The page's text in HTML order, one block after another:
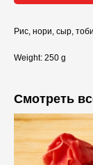
Рис, нори, сыр,
Weight: 250 g
Смотреть